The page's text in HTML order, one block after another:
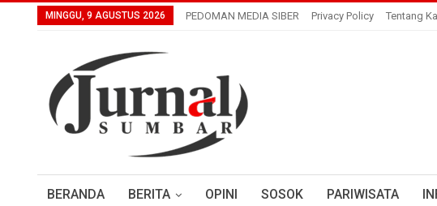
MINGGU, 9 AGUSTUS 2026 PEDOMAN MEDIA SIBER Privacy Policy Tentang
BERANDA BERITA OPINI SOSOK PARIWISATA